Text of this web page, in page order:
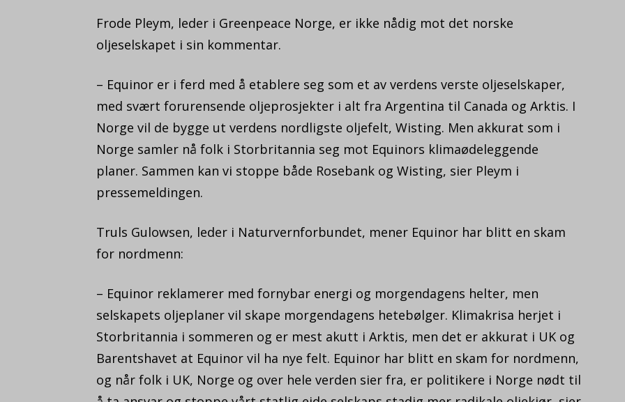
Frode Pleym, leder i Greenpeace Norge, er ikke nådig mot det norske
oljeselskapet i sin kommentar.
– Equinor er i ferd med å etablere seg som et av verdens verste oljeselskaper,
med svært forurensende oljeprosjekter i alt fra Argentina til Canada og Arktis. I
Norge vil de bygge ut verdens nordligste oljefelt, Wisting. Men akkurat som i
Norge samler nå folk i Storbritannia seg mot Equinors klimaødeleggende
planer. Sammen kan vi stoppe både Rosebank og Wisting, sier Pleym i
pressemeldingen.
Truls Gulowsen, leder i Naturvernforbundet, mener Equinor har blitt en skam
for nordmenn:
– Equinor reklamerer med fornybar energi og morgendagens helter, men
selskapets oljeplaner vil skape morgendagens hetebølger. Klimakrisa herjet i
Storbritannia i sommeren og er mest akutt i Arktis, men det er akkurat i UK og
Barentshavet at Equinor vil ha nye felt. Equinor har blitt en skam for nordmenn,
og når folk i UK, Norge og over hele verden sier fra, er politikere i Norge nødt til